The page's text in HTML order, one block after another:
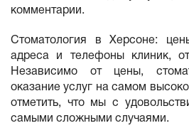
комментарии.
Стоматология в Херсоне:
адреса и телефоны клиник,
Независимо от цены,
оказание услуг на самом
отметить, что мы с
самыми сложными случаями.